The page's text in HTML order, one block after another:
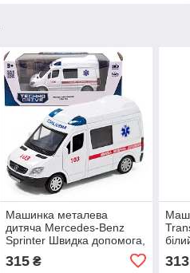
Машинка металева
дитяча Mercedes-Benz
Sprinter Швидка допомога,
біла, відкриваються двері,
5*11*5см (250295)
315₴ 313